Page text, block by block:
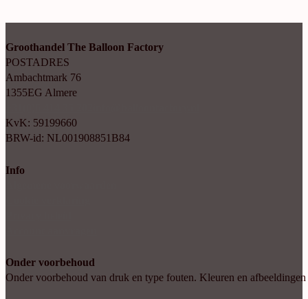
Groothandel The Balloon Factory
POSTADRES
Ambachtmark 76
1355EG Almere
KvK: 59199660
BRW-id: NL001908851B84
Info
Onder voorbehoud
Onder voorbehoud van druk en type fouten. Kleuren en